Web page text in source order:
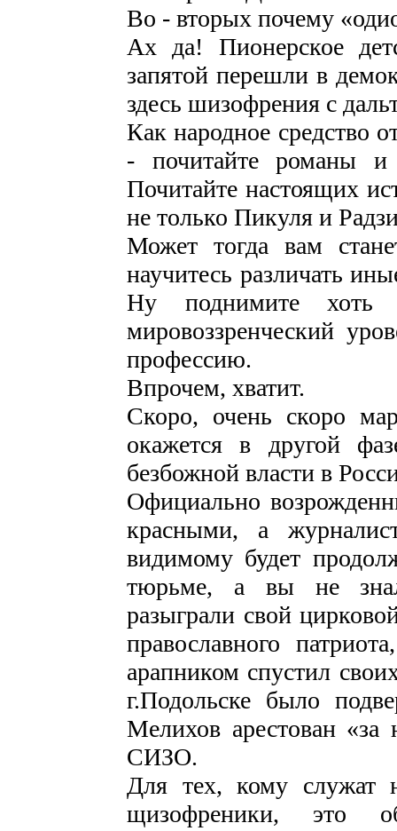
Во - вторых почему
Ах да! Пионерское
запятой перешли в
здесь шизофрения с
Как народное средство
- почитайте романы и
Почитайте настоящих
не только Пикуля и
Может тогда вам
научитесь различать
Ну поднимите хоть
мировоззренческий
профессию.
Впрочем, хватит.
Скоро, очень скоро
окажется в другой
безбожной власти в
Официально
красными, а
видимому будет
тюрьме, а вы не
разыграли свой
православного
арапником спустил
г.Подольске было
Мелихов арестован
СИЗО.
Для тех, кому служат
щизофреники, это